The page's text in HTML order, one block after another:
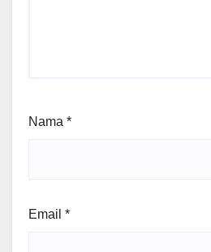
Nama *
Email *